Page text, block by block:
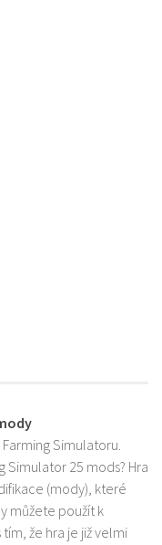
Simulatoru.
Simulator 25 mods? Hra
(mody), které
můžete použít k
že hra je již velmi